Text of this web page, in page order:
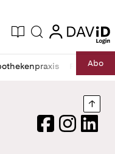
Ausgabe
Suche login
login
RechtAbo
FacebookInstagram